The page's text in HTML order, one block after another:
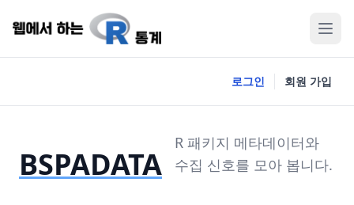
로그인 회원 가입
BSPADATA
R 패키지 메타데이터와
수집 신호를 모아 봅니다.